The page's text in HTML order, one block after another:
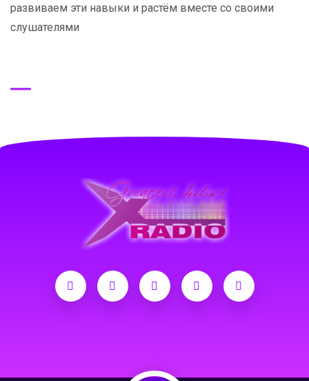
развиваем эти навыки и растём вместе со своими
слушателями